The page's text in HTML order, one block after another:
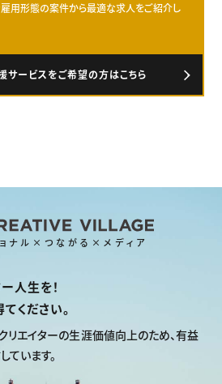
雇用形態の案件から最適な求人をご紹介し
サービスをご希望の方はこちら
ナル×つながる×メディア
人生を！
ください。
リエイターの生涯価値向上のため、有益
ています。